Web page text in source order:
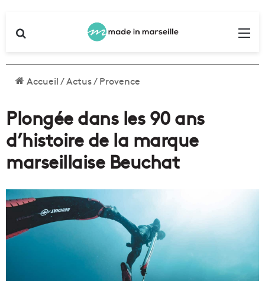
Accueil/Actus/Provence
Plongée dans les 90 ans
d’histoire de la marque
marseillaise Beuchat